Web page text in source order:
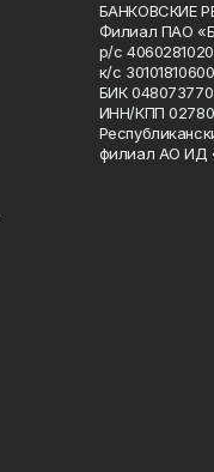
БАНКОВСКИЕ
Филиал ПАО
р/с
к/с
БИК 048073770
ИНН/КПП
филиал АО ИД